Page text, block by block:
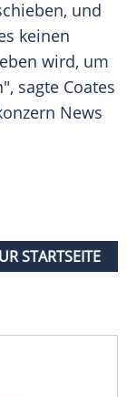
und
keinen
wird, um
sagte Coates
News
STARTSEITE